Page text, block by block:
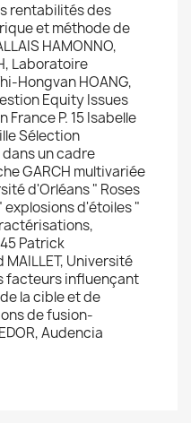
rentabilités des
et méthode de
HAMONNO,
Laboratoire
Hongvan HOANG,
Equity Issues
P. 15 Isabelle
Sélection
un cadre
GARCH multivariée
d'Orléans " Roses
explosions d'étoiles "
Patrick
MAILLET, Université
facteurs influençant
la cible et de
de fusion-
Audencia